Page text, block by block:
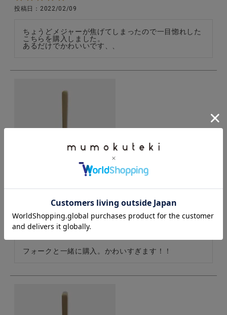
投稿日 2022/02/09
ちょうどメジャーが焦げてしまったので一目惚れした
こちらを購入しました。
あるだけでかわいいです、、
fog linen workブラスデザートスプーン
投稿日 2022/02/09
フォークと一緒に購入。かわいすぎます！！